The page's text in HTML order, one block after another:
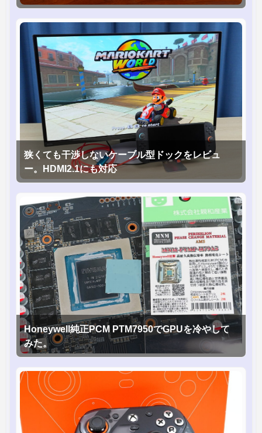
狭くても干渉しないケーブル型ドックをレビュ
ー。HDMI2.1にも対応
Honeywell純正PCM PTM7950でGPUを冷やして
みた。